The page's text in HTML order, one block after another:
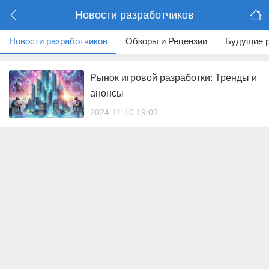
Новости разработчиков
Новости разработчиков Обзоры и Рецензии Будущие
Рынок игровой разработки: Тренды и
анонсы
2024-11-10 19:03